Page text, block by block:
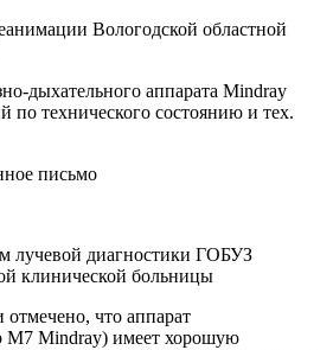
Вологодской областной
дыхательного аппарата Mindray
по технического состоянию и тех.
письмо
лучевой диагностики ГОБУЗ
клинической больницы
что аппарат
М7 Mindray) имеет хорошую